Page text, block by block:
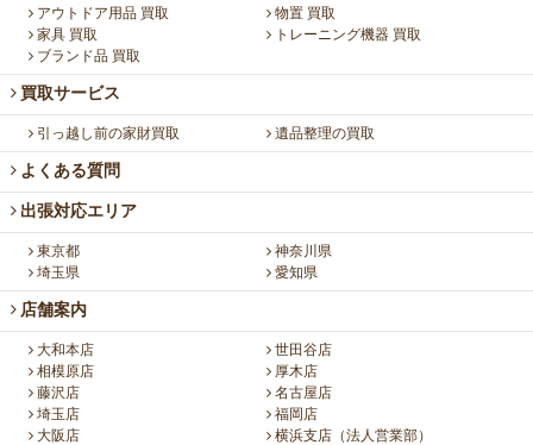
アウトドア用品 買取
物置 買取
家具 買取
トレーニング機器 買取
ブランド品 買取
買取サービス
引っ越し前の家財買取 遺品整理の買取
よくある質問
出張対応エリア
東京都
神奈川県
埼玉県
愛知県
店舗案内
大和本店
世田谷店
相模原店
厚木店
藤沢店
名古屋店
埼玉店
福岡店
大阪店
横浜支店（法人営業部）